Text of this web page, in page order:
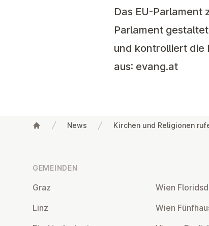
Das EU-Parlament
Parlament
und kontrolliert die
aus: evang.at
News Kirchen und Religionen
GEMEINDEN
Graz
Linz
Wien
Wien